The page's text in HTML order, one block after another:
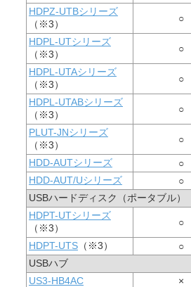
HDPZ-UTBシリーズ
（※3）
○
HDPL-UTシリーズ
（※3）
○
HDPL-UTAシリーズ
（※3）
○
HDPL-UTABシリーズ
（※3）
○
PLUT-JNシリーズ
（※3）
○
HDD-AUTシリーズ ○
HDD-AUT/Uシリーズ
○
USBハードディスク（ポータブル）
HDPT-UTシリーズ
（※3）
○
HDPT-UTS （※3） ○
USBハブ
US3-HB4AC
×